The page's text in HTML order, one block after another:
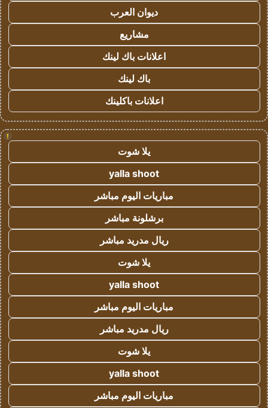
ديوان العرب
مشاريع
اعلانات باك لينك
باك لينك
اعلانات باكلينك
!
يلا شوت
yalla shoot
مباريات اليوم مباشر
برشلونة مباشر
ريال مدريد مباشر
يلا شوت
yalla shoot
مباريات اليوم مباشر
ريال مدريد مباشر
يلا شوت
yalla shoot
مباريات اليوم مباشر